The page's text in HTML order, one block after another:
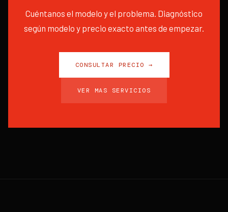
Cuéntanos el modelo y el problema. Diagnóstico
según modelo y precio exacto antes de empezar.
CONSULTAR PRECIO →
VER MAS SERVICIOS